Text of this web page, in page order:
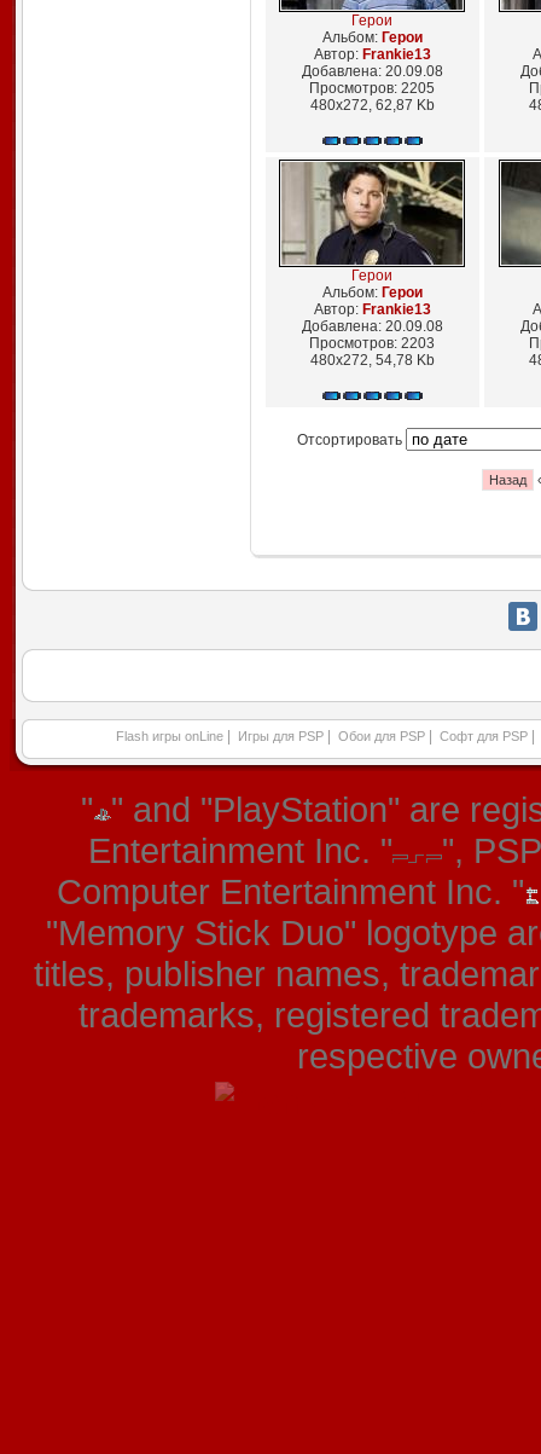
Герои
Альбом: Герои
Автор: Frankie13
Добавлена: 20.09.08
Просмотров: 2205
480x272, 62,87 Kb
Герои
Альбом: Герои
Автор: Frankie13
Добавлена: 20.09.08
Просмотров: 2203
480x272, 54,78 Kb
Отсортировать
Назад
Flash игры onLine Игры для PSP Обои для PSP Софт для PSP
" " and "PlayStation" are
Entertainment Inc. "
",
Computer Entertainment Inc. "
"Memory Stick Duo" logotype
titles, publisher names,
trademarks, registered
respective